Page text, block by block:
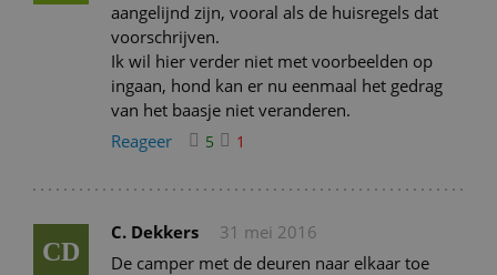
aangelijnd zijn, vooral als de huisregels dat
voorschrijven.
Ik wil hier verder niet met voorbeelden op
ingaan, hond kan er nu eenmaal het gedrag
van het baasje niet veranderen.
Reageer
5 1
CD
C. Dekkers
31 mei 2016
De camper met de deuren naar elkaar toe